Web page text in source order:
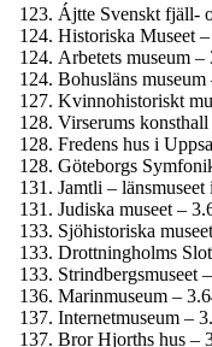
Ájtte Svenskt fjäll-
Historiska Museet
Arbetets museum –
Bohusläns museum
Kvinnohistoriskt
Virserums
Fredens hus i
Göteborgs
Jamtli –
Judiska museet –
Sjöhistoriska
Drottning­holms
Strindbergs­museet
Marinmuseum –
Internet­museum –
Bror Hjorths hus –